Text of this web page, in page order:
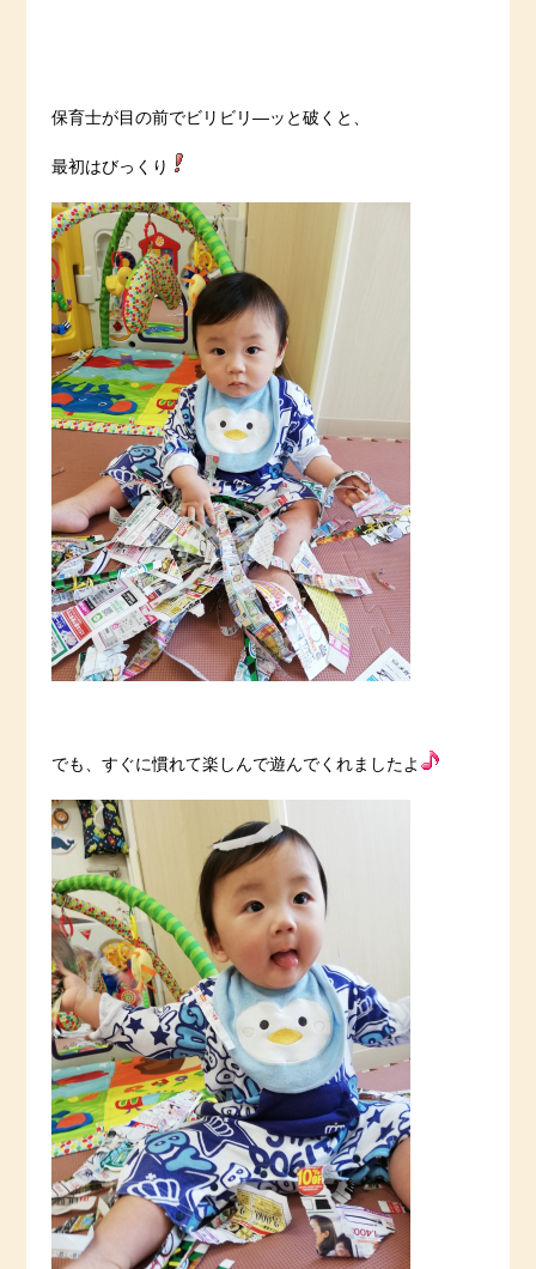
保育士が目の前でビリビリ―ッと破くと、
最初はびっくり
でも、すぐに慣れて楽しんで遊んでくれましたよ